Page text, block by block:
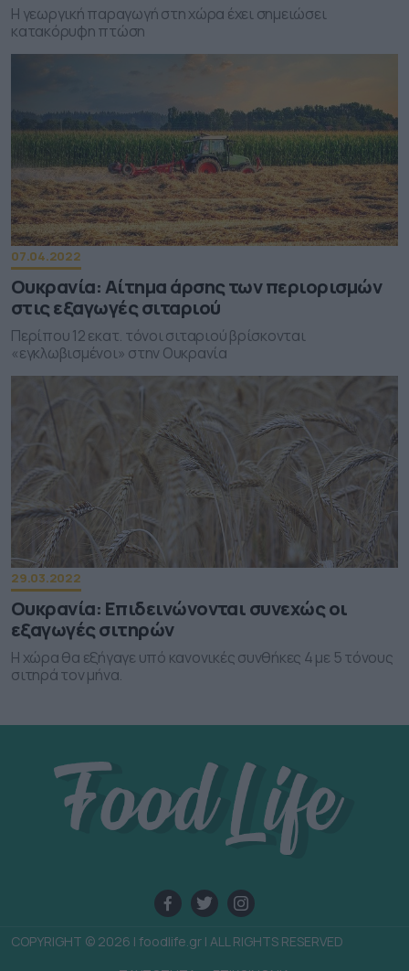
Η γεωργική παραγωγή στη χώρα έχει σημειώσει
κατακόρυφη πτώση
07.04.2022
Ουκρανία: Αίτημα άρσης των περιορισμών
στις εξαγωγές σιταριού
Περίπου 12 εκατ. τόνοι σιταριού βρίσκονται
«εγκλωβισμένοι» στην Ουκρανία
29.03.2022
Ουκρανία: Επιδεινώνονται συνεχώς οι
εξαγωγές σιτηρών
Η χώρα θα εξήγαγε υπό κανονικές συνθήκες 4 με 5 τόνους
σιτηρά τον μήνα.
COPYRIGHT © 2026 | foodlife.gr | ALL RIGHTS RESERVED